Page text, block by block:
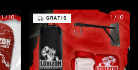
1/10 1/ 10
GRATIS